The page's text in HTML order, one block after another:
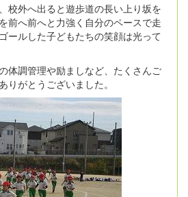
校外へ出ると遊歩道の長い上り坂を
前へ前へと力強く自分のペースで走
ールした子どもたちの笑顔は光って
体調管理や励ましなど、たくさんご
りがとうございました。